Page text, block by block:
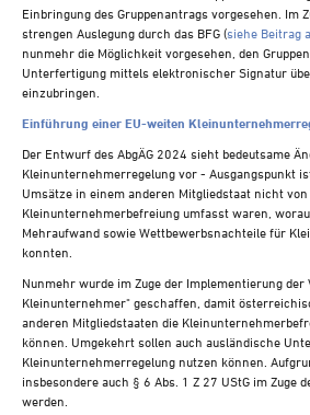
Einbringung des Gruppenantrags vorgesehen. Im
strengen Auslegung durch das BFG (siehe Beitrag
nunmehr die Möglichkeit vorgesehen, den
Unterfertigung mittels elektronischer Signatur
einzubringen.
Einführung einer EU-weiten
Der Entwurf des AbgÄG 2024 sieht bedeutsame
Kleinunternehmerregelung vor - Ausgangspunkt
Umsätze in einem anderen Mitgliedstaat nicht
Kleinunternehmerbefreiung umfasst waren,
Mehraufwand sowie Wettbewerbsnachteile für
konnten.
Nunmehr wurde im Zuge der Implementierung der
Kleinunternehmer" geschaffen, damit
anderen Mitgliedstaaten die
können. Umgekehrt sollen auch ausländische
Kleinunternehmerregelung nutzen können.
insbesondere auch § 6 Abs. 1 Z 27 UStG im Zuge
werden.